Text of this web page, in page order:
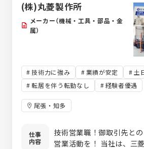
造メーカーの基幹システム
力会社向け自動化システム（Java
うな設計のみならず、工
SEPG・SQAの知見をお
ただけるプロジェクトが
SEPG(Software
Group) ※品質面、業務効
達成を目的とした組織のプ
築し、改善する組織の総称
SQAG(Software Quality
第3者視点で確認し、プロ
る組織の総称 ・PM/PMO
(株)丸菱製作所
メーカー（機械・工具・部品・金
属）
技術力に強み 業績が安定
土
転居を伴う転勤なし
経験者優遇
尾張・知多
仕事
内容
技術営業職！御取引先との
営業活動を！ 当社は、三菱電機エレベータの